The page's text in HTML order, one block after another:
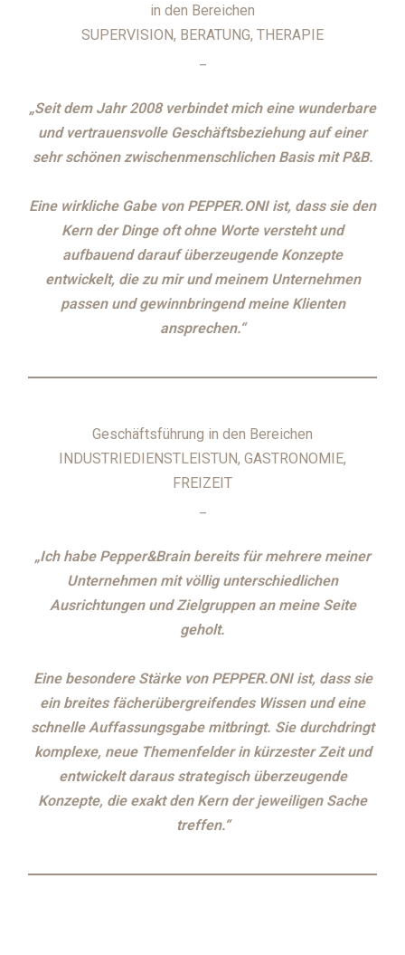
in den Bereichen
SUPERVISION, BERATUNG, THERAPIE
„Seit dem Jahr 2008 verbindet mich eine wunderbare
und vertrauensvolle Geschäftsbeziehung auf einer
sehr schönen zwischenmenschlichen Basis mit P&B.
Eine wirkliche Gabe von PEPPER.ONI ist, dass sie den
Kern der Dinge oft ohne Worte versteht und
aufbauend darauf überzeugende Konzepte
entwickelt, die zu mir und meinem Unternehmen
passen und gewinnbringend meine Klienten
ansprechen.“
Geschäftsführung in den Bereichen
INDUSTRIEDIENSTLEISTUN, GASTRONOMIE,
FREIZEIT
„Ich habe Pepper&Brain bereits für mehrere meiner
Unternehmen mit völlig unterschiedlichen
Ausrichtungen und Zielgruppen an meine Seite
geholt.
Eine besondere Stärke von PEPPER.ONI ist, dass sie
ein breites fächerübergreifendes Wissen und eine
schnelle Auffassungsgabe mitbringt. Sie durchdringt
komplexe, neue Themenfelder in kürzester Zeit und
entwickelt daraus strategisch überzeugende
Konzepte, die exakt den Kern der jeweiligen Sache
treffen.“